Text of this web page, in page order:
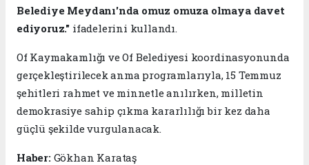
Belediye Meydanı'nda omuz omuza olmaya davet
ediyoruz." ifadelerini kullandı.
Of Kaymakamlığı ve Of Belediyesi koordinasyonunda
gerçekleştirilecek anma programlarıyla, 15 Temmuz
şehitleri rahmet ve minnetle anılırken, milletin
demokrasiye sahip çıkma kararlılığı bir kez daha
güçlü şekilde vurgulanacak.
Haber: Gökhan Karataş